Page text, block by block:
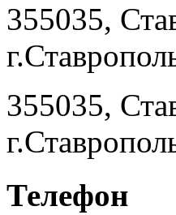
355035,
355035,
Телефон